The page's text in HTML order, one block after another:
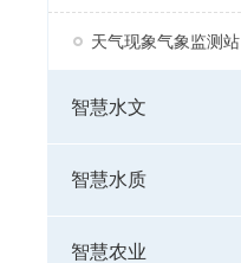
天气现象气象监测站
智慧水文
智慧水质
智慧农业